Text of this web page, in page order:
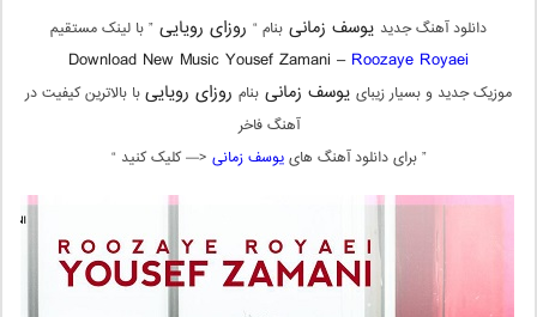
دانلود آهنگ جدید یوسف زمانی بنام “ روزای رویایی ” با لینک مستقیم
Download New Music Yousef Zamani – Roozaye Royaei
موزیک جدید و بسیار زیبای یوسف زمانی بنام روزای رویاییبا بالاترین کیفیت در
آهنگ فاخر
” برای دانلود آهنگ هاییوسف زمانی <— کلیک کنید “